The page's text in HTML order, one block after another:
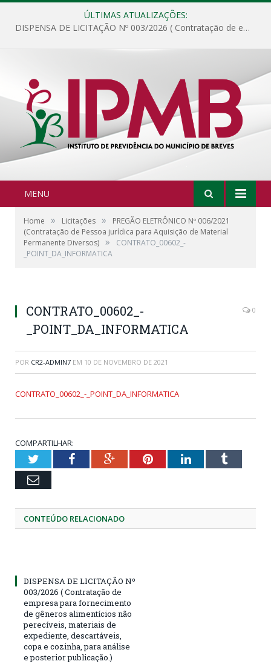
ÚLTIMAS ATUALIZAÇÕES:
DISPENSA DE LICITAÇÃO Nº 003/2026 ( Contratação de empresa para fornecimento de gêneros alimentícios não perecíveis, materiais de expediente, descartáveis, copa e cozinha, para análise e posterior publicação.)
MENU
Home » Licitações »
PREGÃO ELETRÔNICO Nº 006/2021
(Contratação de Pessoa jurídica para Aquisição de Material
Permanente Diversos) »
CONTRATO_00602_-
_POINT_DA_INFORMATICA
CONTRATO_00602_-
_POINT_DA_INFORMATICA
0
POR CR2-ADMIN7 EM 10 DE NOVEMBRO DE 2021
CONTRATO_00602_-_POINT_DA_INFORMATICA
COMPARTILHAR:
TwitterFacebookGoogle+PinterestLinkedInTumblr
Email
CONTEÚDO RELACIONADO
DISPENSA DE LICITAÇÃO Nº
003/2026 ( Contratação de
empresa para fornecimento
de gêneros alimentícios não
perecíveis, materiais de
expediente, descartáveis,
copa e cozinha, para análise
e posterior publicação.)